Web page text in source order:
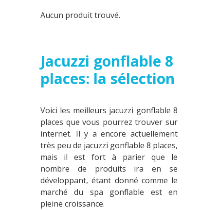
Aucun produit trouvé.
Jacuzzi gonflable 8
places: la sélection
Voici les meilleurs jacuzzi gonflable 8
places que vous pourrez trouver sur
internet. Il y a encore actuellement
très peu de jacuzzi gonflable 8 places,
mais il est fort à parier que le
nombre de produits ira en se
développant, étant donné comme le
marché du spa gonflable est en
pleine croissance.